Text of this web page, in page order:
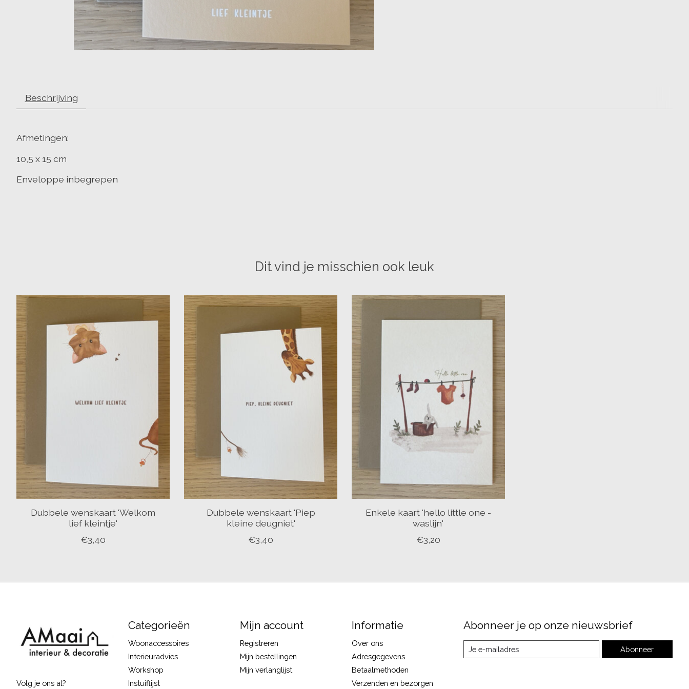
Beschrijving
Afmetingen:
10,5 x 15 cm
Enveloppe inbegrepen
Dit vind je misschien ook leuk
Items van productcarrousel
Dubbele wenskaart 'Welkom
lief kleintje'
€3,40
Dubbele wenskaart 'Piep
kleine deugniet'
€3,40
Enkele kaart 'hello little one -
waslijn'
€3,20
Volg je ons al?
Categorieën
Woonaccessoires
Interieuradvies
Workshop
Instuiflijst
Mijn account
Registreren
Mijn bestellingen
Mijn verlanglijst
Informatie
Over ons
Adresgegevens
Betaalmethoden
Verzenden en bezorgen
Abonneer je op onze nieuwsbrief
Abonneer